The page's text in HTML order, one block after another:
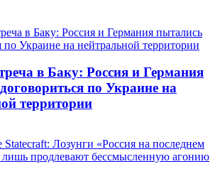
в Баку: Россия и Германия
по Украине на
территории